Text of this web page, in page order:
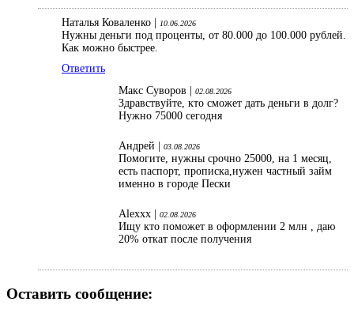
Наталья Коваленко | 10.06.2026
Нужны деньги под проценты, от 80.000 до 100.000 рублей.
Как можно быстрее.
Ответить
Макс Суворов |
02.08.2026
Здравствуйте, кто сможет дать деньги в долг?
Нужно 75000 сегодня
Андрей | 03.08.2026
Помогите, нужны срочно 25000, на 1 месяц,
есть паспорт, прописка,нужен частный займ
именно в городе Пески
Alexxx | 02.08.2026
Ищу кто поможет в оформлении 2 млн , даю
20% откат после получения
Оставить сообщение: